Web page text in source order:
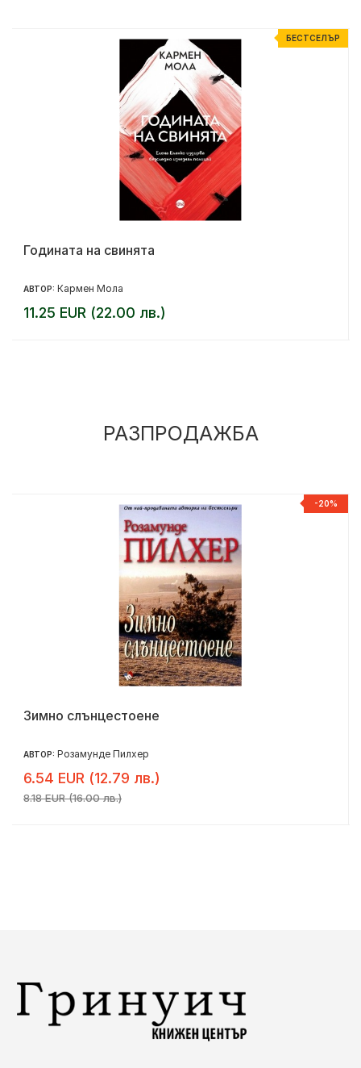
БЕСТСЕЛЪР
Годината на свинята
АВТОР: Кармен Мола
11.25 EUR (22.00 лв.)
РАЗПРОДАЖБА
-20%
Зимно слънцестоене
АВТОР: Розамунде Пилхер
6.54 EUR (12.79 лв.)
8.18 EUR (16.00 лв.)